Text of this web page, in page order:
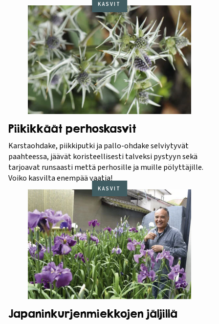
KASVIT
Piikikkäät perhoskasvit
Karstaohdake, piikkiputki ja pallo-ohdake selviytyvät
paahteessa, jäävät koristeellisesti talveksi pystyyn sekä
tarjoavat runsaasti mettä perhosille ja muille pölyttäjille.
Voiko kasvilta enempää vaatia!
KASVIT
Japaninkurjenmiekkojen jäljillä